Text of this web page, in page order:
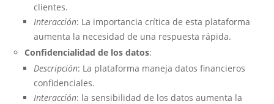
clientes.
Interacción: La importancia crítica de esta plataforma
aumenta la necesidad de una respuesta rápida.
Confidencialidad de los datos:
Descripción: La plataforma maneja datos financieros
confidenciales.
Interacción: la sensibilidad de los datos aumenta la